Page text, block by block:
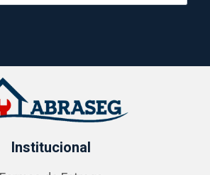
Institucional